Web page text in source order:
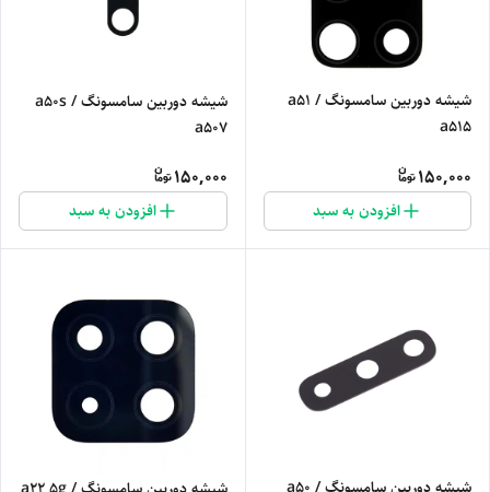
شیشه دوربین سامسونگ a51 /
a515
150,000
افزودن به سبد
شیشه دوربین سامسونگ a50s /
a507
150,000
افزودن به سبد